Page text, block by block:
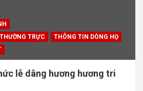
TRỰC
THÔNG TIN DÒNG HỌ
lễ dâng hương hương tri